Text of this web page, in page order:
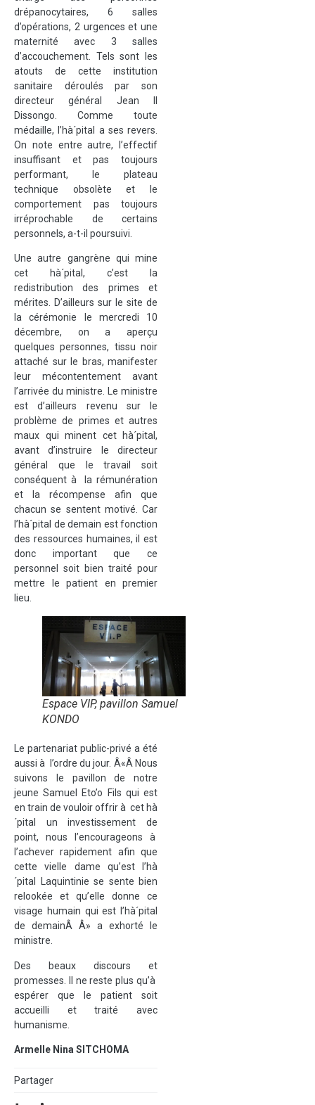
drépanocytaires, 6 salles
d’opérations, 2 urgences et une
maternité avec 3 salles
d’accouchement. Tels sont les
atouts de cette institution
sanitaire déroulés par son
directeur général Jean II
Dissongo. Comme toute
médaille, l’hà´pital a ses revers.
On note entre autre, l’effectif
insuffisant et pas toujours
performant, le plateau
technique obsolète et le
comportement pas toujours
irréprochable de certains
personnels, a-t-il poursuivi.
Une autre gangrène qui mine
cet hà´pital, c’est la
redistribution des primes et
mérites. D’ailleurs sur le site de
la cérémonie le mercredi 10
décembre, on a aperçu
quelques personnes, tissu noir
attaché sur le bras, manifester
leur mécontentement avant
l’arrivée du ministre. Le ministre
est d’ailleurs revenu sur le
problème de primes et autres
maux qui minent cet hà´pital,
avant d’instruire le directeur
général que le travail soit
conséquent à la rémunération
et la récompense afin que
chacun se sentent motivé. Car
l’hà´pital de demain est fonction
des ressources humaines, il est
donc important que ce
personnel soit bien traité pour
mettre le patient en premier
lieu.
Espace VIP, pavillon Samuel
KONDO
Le partenariat public-privé a été
aussi à l’ordre du jour. Â«Â Nous
suivons le pavillon de notre
jeune Samuel Eto’o Fils qui est
en train de vouloir offrir à cet hà
´pital un investissement de
point, nous l’encourageons à
l’achever rapidement afin que
cette vielle dame qu’est l’hà
´pital Laquintinie se sente bien
relookée et qu’elle donne ce
visage humain qui est l’hà´pital
de demainÂ Â» a exhorté le
ministre.
Des beaux discours et
promesses. Il ne reste plus qu’à
espérer que le patient soit
accueilli et traité avec
humanisme.
Armelle Nina SITCHOMA
Partager